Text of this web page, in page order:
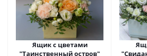
Ящик с цветами
"Таинственный остров"